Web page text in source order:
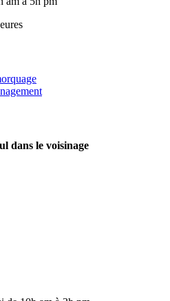
dans le voisinage